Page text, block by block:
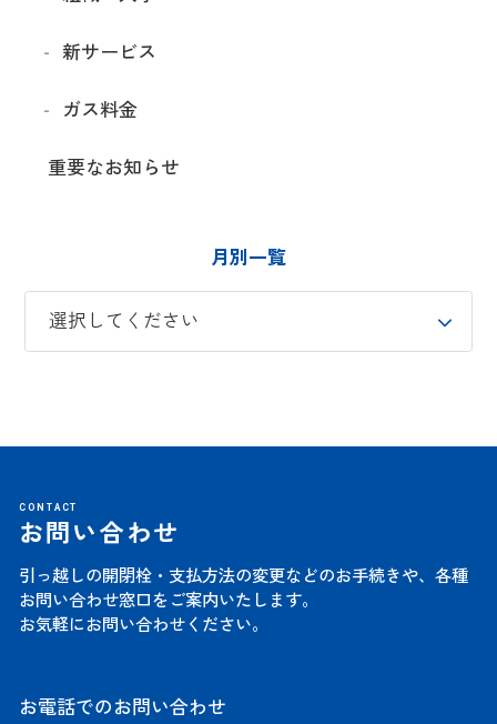
新サービス
ガス料金
重要なお知らせ
月別一覧
CONTACT
お問い合わせ
引っ越しの開閉栓・支払方法の変更などのお手続きや、各種
お問い合わせ窓口をご案内いたします。
お気軽にお問い合わせください。
お電話でのお問い合わせ